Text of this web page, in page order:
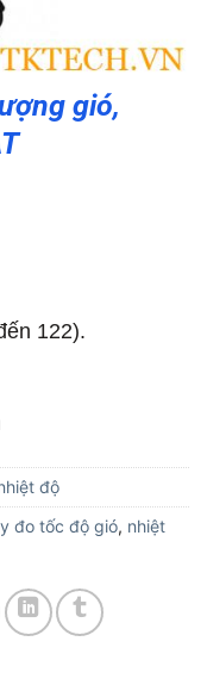
gió,
122).
độ
đo tốc độ gió, nhiệt